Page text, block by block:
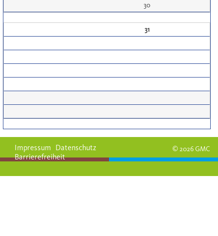
30
31
© 2026 GMC
Impressum Datenschutz
Barrierefreiheit